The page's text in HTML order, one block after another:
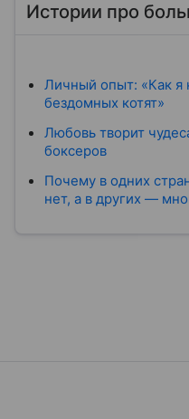
Истории про
Личный опыт: «Как я
бездомных котят»
Любовь творит
боксеров
Почему в одних
нет, а в других —